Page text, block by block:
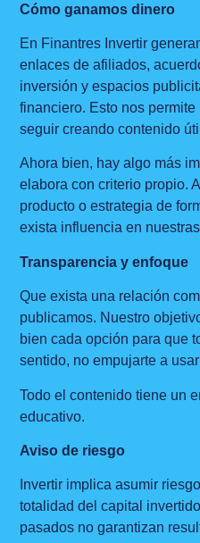
Cómo ganamos dinero
En Finantres Invertir
enlaces de afiliados,
inversión y espacios
financiero. Esto nos
seguir creando contenido
Ahora bien, hay algo más
elabora con criterio propio.
producto o estrategia de
exista influencia en
Transparencia y enfoque
Que exista una relación
publicamos. Nuestro
bien cada opción para que
sentido, no empujarte a
Todo el contenido tiene un
educativo.
Aviso de riesgo
Invertir implica asumir
totalidad del capital
pasados no garantizan